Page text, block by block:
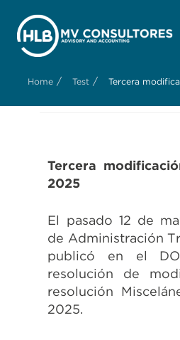
Home / Test / Tercera
Tercera
2025
El pasado 12 de
de Administración
publicó en el
resolución de
resolución
2025.